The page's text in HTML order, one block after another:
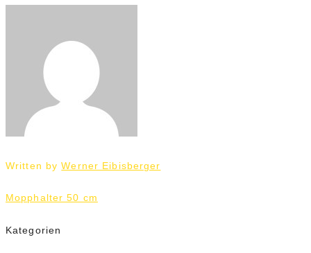
Written byWerner Eibisberger
Beitrags-
Navigation
Mopphalter 50 cm
Kategorien